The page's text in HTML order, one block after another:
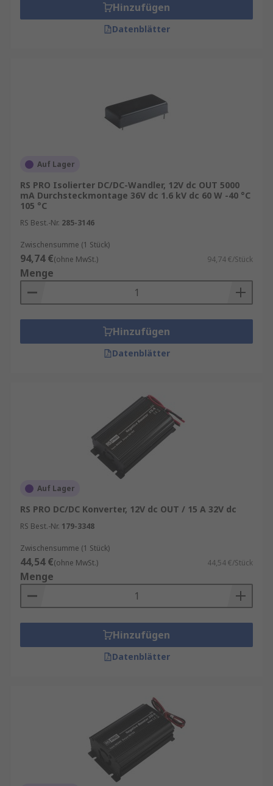
Hinzufügen
Datenblätter
Auf Lager
RS PRO Isolierter DC/DC-Wandler, 12V dc OUT 5000
mA Durchsteckmontage 36V dc 1.6 kV dc 60 W -40 °C
105 °C
RS Best.-Nr. 285-3146
Zwischensumme (1 Stück)
94,74 €(ohne MwSt.) 94,74 €/Stück
Menge
Hinzufügen
Datenblätter
Auf Lager
RS PRO DC/DC Konverter, 12V dc OUT / 15 A 32V dc
RS Best.-Nr. 179-3348
Zwischensumme (1 Stück)
44,54 €(ohne MwSt.) 44,54 €/Stück
Menge
Hinzufügen
Datenblätter